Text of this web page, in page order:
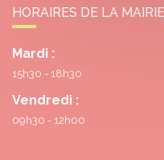
HORAIRES DE LA MAIRIE
Mardi :
15h30 - 18h30
Vendredi :
09h30 - 12h00